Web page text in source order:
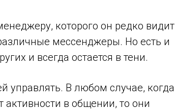
которого он редко видит
мессенджеры. Но есть и
и всегда остается в тени.
управлять. В любом случае, когда
в общении, то они